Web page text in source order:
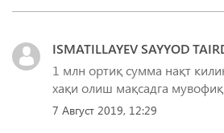
ISMATILLAYEV SAYYOD
1 млн ортиқ сумма нақт
хақи олиш мақсадга мувофиқ
7 Август 2019, 12:29